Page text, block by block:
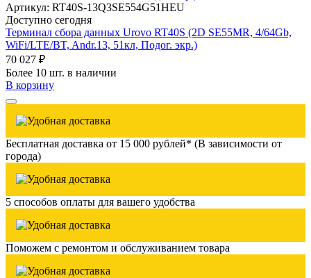
Артикул: RT40S-13Q3SE554G51HEU
Доступно сегодня
Терминал сбора данных Urovo RT40S (2D SE55MR, 4/64Gb,
WiFi/LTE/BT, Andr.13, 51кл, Подог. экр.)
70 027 ₽
Более 10 шт. в наличии
В корзину
Бесплатная доставка от 15 000 рублей* (В зависимости от
города)
5 способов оплаты для вашего удобства
Поможем с ремонтом и обслуживанием товара